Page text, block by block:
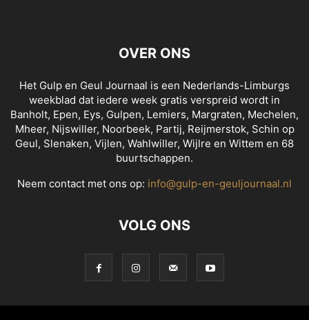
OVER ONS
Het Gulp en Geul Journaal is een Nederlands-Limburgs
weekblad dat iedere week gratis verspreid wordt in
Banholt, Epen, Eys, Gulpen, Lemiers, Margraten, Mechelen,
Mheer, Nijswiller, Noorbeek, Partij, Reijmerstok, Schin op
Geul, Slenaken, Vijlen, Wahlwiller, Wijlre en Wittem en 68
buurtschappen.
Neem contact met ons op: info@gulp-en-geuljournaal.nl
VOLG ONS